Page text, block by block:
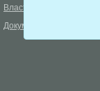
Власть
Документы
ОФИЦИАЛЬНЫЙ